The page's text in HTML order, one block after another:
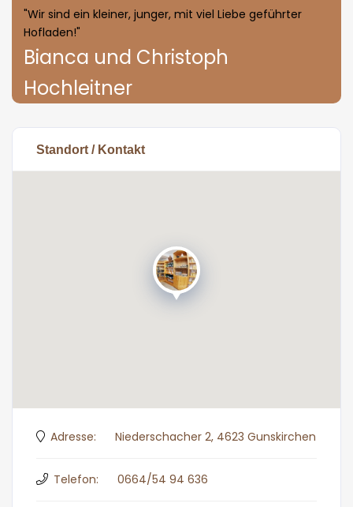
"Wir sind ein kleiner, junger, mit viel Liebe geführter
Hofladen!"
Bianca und Christoph
Hochleitner
Standort / Kontakt
Adresse: Niederschacher 2, 4623 Gunskirchen
Telefon: 0664/54 94 636